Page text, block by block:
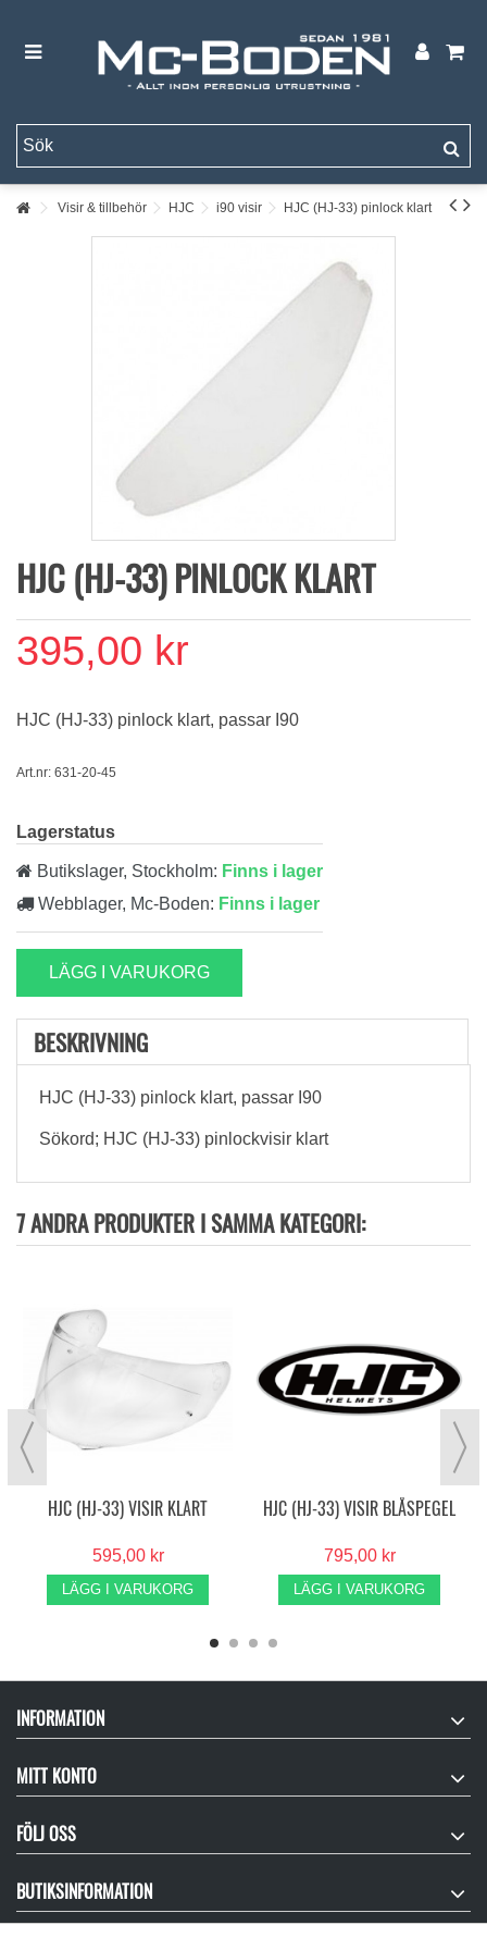
Visir & tillbehör HJC i90 visir HJC (HJ-33) pinlock klart
HJC (HJ-33) PINLOCK KLART
395,00 kr
HJC (HJ-33) pinlock klart, passar I90
Art.nr: 631-20-45
Lagerstatus
Butikslager, Stockholm: Finns i lager
Webblager, Mc-Boden: Finns i lager
LÄGG I VARUKORG
BESKRIVNING
HJC (HJ-33) pinlock klart, passar I90
Sökord; HJC (HJ-33) pinlockvisir klart
7 ANDRA PRODUKTER I SAMMA KATEGORI:
HJC (HJ-33) VISIR KLART
595,00 kr
LÄGG I VARUKORG
HJC (HJ-33) VISIR BLÅSPEGEL
795,00 kr
LÄGG I VARUKORG
INFORMATION
MITT KONTO
FÖLJ OSS
BUTIKSINFORMATION